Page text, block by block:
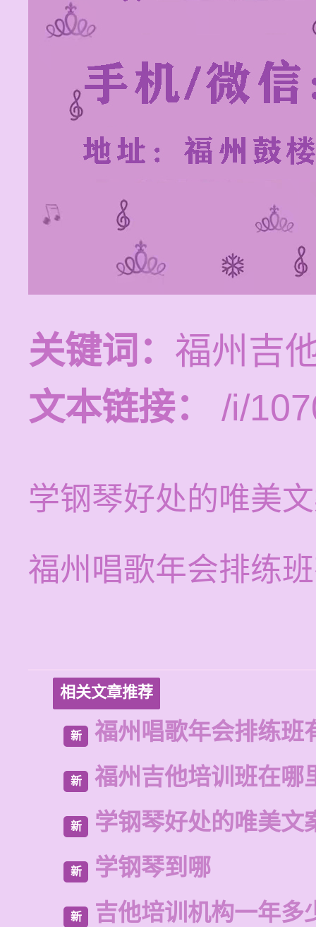
关键词： 福州吉
文本链接：
/i/
学钢琴好处的唯美
福州唱歌年会排练
相关文章推荐
新 福州唱歌年会排练班
新 福州吉他培训班在哪
新 学钢琴好处的唯美文
新 学钢琴到哪
新 吉他培训机构一年多